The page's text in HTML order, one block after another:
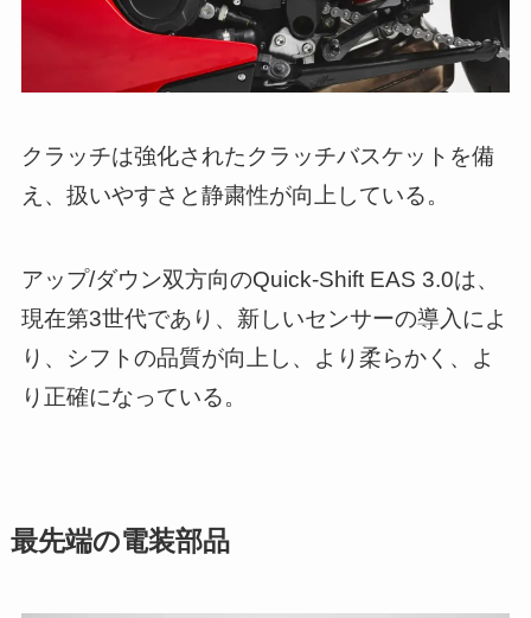
クラッチは強化されたクラッチバスケットを備
え、扱いやすさと静粛性が向上している。
アップ/ダウン双方向のQuick-Shift EAS 3.0は、
現在第3世代であり、新しいセンサーの導入によ
り、シフトの品質が向上し、より柔らかく、よ
り正確になっている。
最先端の電装部品